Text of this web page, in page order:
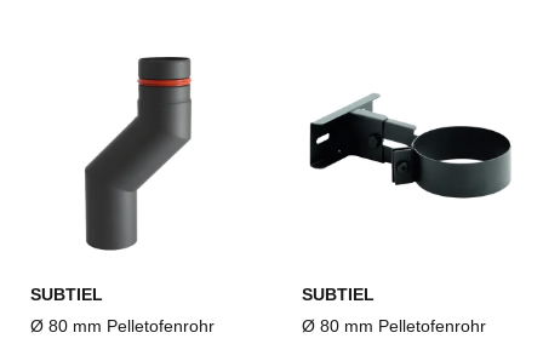
SUBTIEL
Ø 80 mm Pelletofenrohr
SUBTIEL
Ø 80 mm Pelletofenrohr